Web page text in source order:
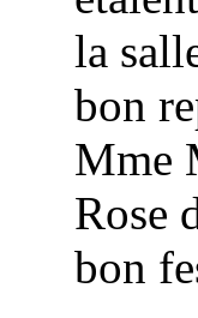
la
bon
Mme
Rose
bon